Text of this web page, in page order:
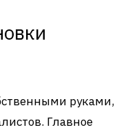
руками,
Главное